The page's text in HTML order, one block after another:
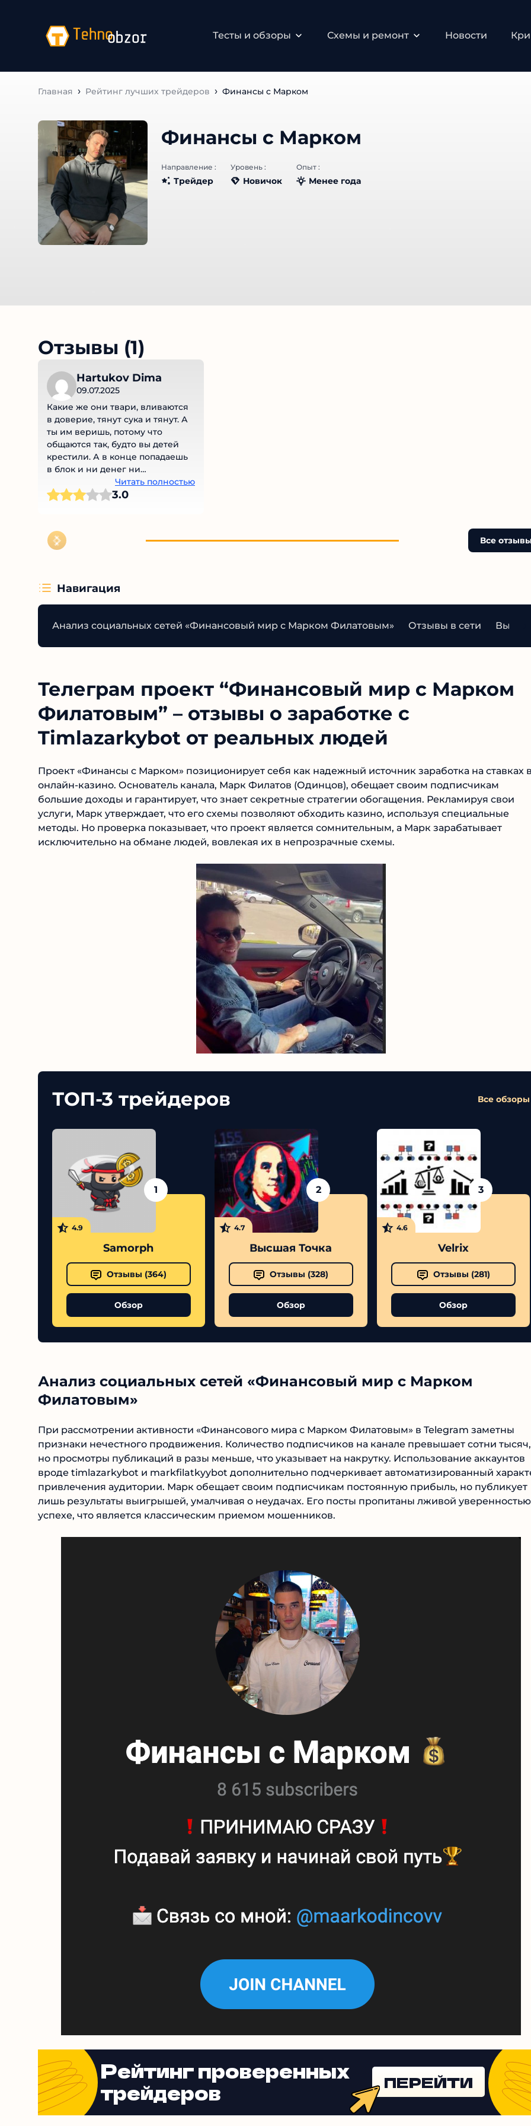
Тесты и обзоры Схемы и ремонт Новости
Главная Рейтинг лучших трейдеров Финансы с Марком
Финансы с Марком
Направление :
Трейдер
Уровень :
Новичок
Опыт :
Менее года
Отзывы (1)
Hartukov Dima
09.07.2025
Какие же они твари, вливаются
в доверие, тянут сука и тянут. А
ты им веришь, потому что
общаются так, будто вы детей
крестили. А в конце попадаешь
в блок и ни денег ни
вымышленного кума нет. Я прям
разочарован.
Читать полностью
3.0
Все отзывы
Навигация
Анализ социальных сетей «Финансовый мир с Марком Филатовым» Отзывы в сети Вывод
Телеграм проект “Финансовый мир с Марком
Филатовым” – отзывы о заработке с
Timlazarkybot от реальных людей
Проект «Финансы с Марком» позиционирует себя как надежный источник заработка на ставках в
онлайн-казино. Основатель канала, Марк Филатов (Одинцов), обещает своим подписчикам
большие доходы и гарантирует, что знает секретные стратегии обогащения. Рекламируя свои
услуги, Марк утверждает, что его схемы позволяют обходить казино, используя специальные
методы. Но проверка показывает, что проект является сомнительным, а Марк зарабатывает
исключительно на обмане людей, вовлекая их в непрозрачные схемы.
ТОП-3 трейдеров Все обзоры
1
4.9
Samorph
Отзывы (364)
Обзор
2
4.7
Высшая Точка
Отзывы (328)
Обзор
3
4.6
Velrix
Отзывы (281)
Обзор
Анализ социальных сетей «Финансовый мир с Марком
Филатовым»
При рассмотрении активности «Финансового мира с Марком Филатовым» в Telegram заметны
признаки нечестного продвижения. Количество подписчиков на канале превышает сотни тысяч,
но просмотры публикаций в разы меньше, что указывает на накрутку. Использование аккаунтов
вроде timlazarkybot и markfilatkyybot дополнительно подчеркивает автоматизированный
привлечения аудитории. Марк обещает своим подписчикам постоянную прибыль, но публикует
лишь результаты выигрышей, умалчивая о неудачах. Его посты пропитаны лживой
успехе, что является классическим приемом мошенников.
Рейтинг проверенных
трейдеров
ПЕРЕЙТИ